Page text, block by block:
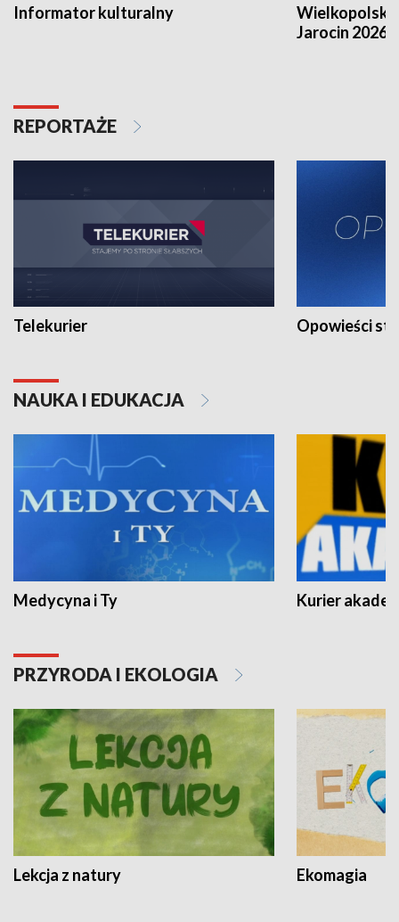
Informator kulturalny
Jarocin 2026
REPORTAŻE
Telekurier Opowieści
NAUKA I EDUKACJA
Medycyna i Ty Kurier
PRZYRODA I EKOLOGIA
Lekcja z natury Ekomagia